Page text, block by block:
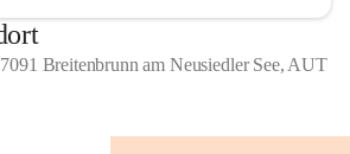
Breitenbrunn am Neusiedler See, AUT